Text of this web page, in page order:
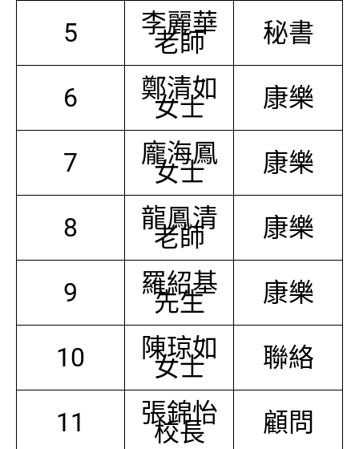
5 李麗華
老師 秘書
6 鄭清如
女士 康樂
7 龐海鳳
女士 康樂
8 龍鳳清
老師 康樂
9 羅紹基
先生 康樂
10 陳琼如
女士 聯絡
11 張錦怡
校長 顧問